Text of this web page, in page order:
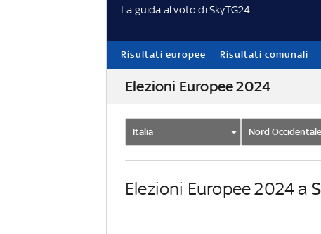
La guida al voto di SkyTG24
Risultati europee Risultati comunali
Elezioni Europee 2024
Italia Nord Occidentale
Elezioni Europee 2024 a